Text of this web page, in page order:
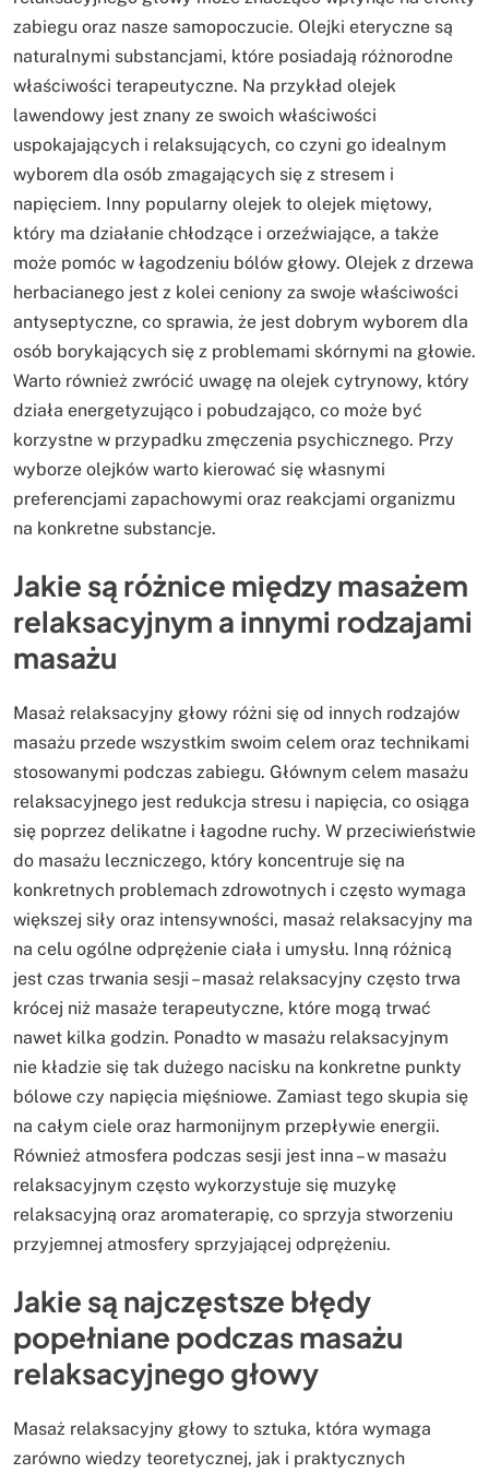
zabiegu oraz nasze samopoczucie. Olejki eteryczne są
naturalnymi substancjami, które posiadają różnorodne
właściwości terapeutyczne. Na przykład olejek
lawendowy jest znany ze swoich właściwości
uspokajających i relaksujących, co czyni go idealnym
wyborem dla osób zmagających się z stresem i
napięciem. Inny popularny olejek to olejek miętowy,
który ma działanie chłodzące i orzeźwiające, a także
może pomóc w łagodzeniu bólów głowy. Olejek z drzewa
herbacianego jest z kolei ceniony za swoje właściwości
antyseptyczne, co sprawia, że jest dobrym wyborem dla
osób borykających się z problemami skórnymi na głowie.
Warto również zwrócić uwagę na olejek cytrynowy, który
działa energetyzująco i pobudzająco, co może być
korzystne w przypadku zmęczenia psychicznego. Przy
wyborze olejków warto kierować się własnymi
preferencjami zapachowymi oraz reakcjami organizmu
na konkretne substancje.
Jakie są różnice między masażem
relaksacyjnym a innymi rodzajami
masażu
Masaż relaksacyjny głowy różni się od innych rodzajów
masażu przede wszystkim swoim celem oraz technikami
stosowanymi podczas zabiegu. Głównym celem masażu
relaksacyjnego jest redukcja stresu i napięcia, co osiąga
się poprzez delikatne i łagodne ruchy. W przeciwieństwie
do masażu leczniczego, który koncentruje się na
konkretnych problemach zdrowotnych i często wymaga
większej siły oraz intensywności, masaż relaksacyjny ma
na celu ogólne odprężenie ciała i umysłu. Inną różnicą
jest czas trwania sesji – masaż relaksacyjny często trwa
krócej niż masaże terapeutyczne, które mogą trwać
nawet kilka godzin. Ponadto w masażu relaksacyjnym
nie kładzie się tak dużego nacisku na konkretne punkty
bólowe czy napięcia mięśniowe. Zamiast tego skupia się
na całym ciele oraz harmonijnym przepływie energii.
Również atmosfera podczas sesji jest inna – w masażu
relaksacyjnym często wykorzystuje się muzykę
relaksacyjną oraz aromaterapię, co sprzyja stworzeniu
przyjemnej atmosfery sprzyjającej odprężeniu.
Jakie są najczęstsze błędy
popełniane podczas masażu
relaksacyjnego głowy
Masaż relaksacyjny głowy to sztuka, która wymaga
zarówno wiedzy teoretycznej, jak i praktycznych